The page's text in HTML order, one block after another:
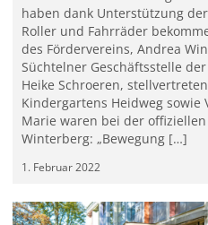
haben dank Unterstützung
Roller und Fahrräder
des Fördervereins, Andrea
Süchtelner Geschäftsstelle
Heike Schroeren,
Kindergartens Heidweg sowie
Marie waren bei der
Winterberg: „Bewegung […]
1. Februar 2022